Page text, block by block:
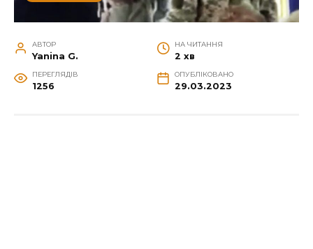
АВТОР
Yanina G.
НА ЧИТАННЯ
2 хв
ПЕРЕГЛЯДІВ
1256
ОПУБЛІКОВАНО
29.03.2023